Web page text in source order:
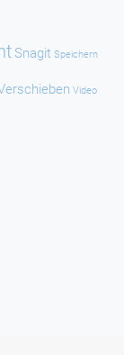
Snagit Speichern
Video